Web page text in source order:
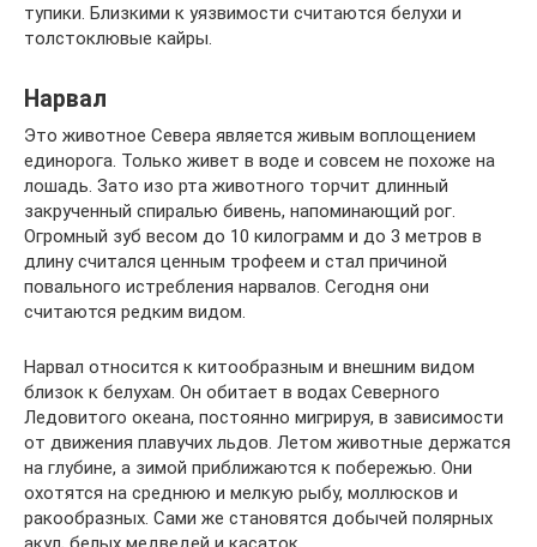
тупики. Близкими к уязвимости считаются белухи и
толстоклювые кайры.
Нарвал
Это животное Севера является живым воплощением
единорога. Только живет в воде и совсем не похоже на
лошадь. Зато изо рта животного торчит длинный
закрученный спиралью бивень, напоминающий рог.
Огромный зуб весом до 10 килограмм и до 3 метров в
длину считался ценным трофеем и стал причиной
повального истребления нарвалов. Сегодня они
считаются редким видом.
Нарвал относится к китообразным и внешним видом
близок к белухам. Он обитает в водах Северного
Ледовитого океана, постоянно мигрируя, в зависимости
от движения плавучих льдов. Летом животные держатся
на глубине, а зимой приближаются к побережью. Они
охотятся на среднюю и мелкую рыбу, моллюсков и
ракообразных. Сами же становятся добычей полярных